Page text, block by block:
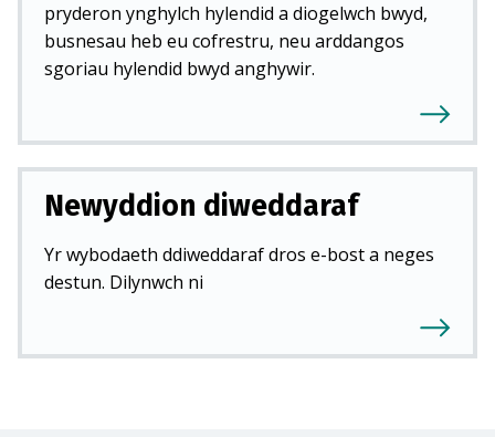
pryderon ynghylch hylendid a diogelwch bwyd,
busnesau heb eu cofrestru, neu arddangos
sgoriau hylendid bwyd anghywir.
Newyddion diweddaraf
Yr wybodaeth ddiweddaraf dros e-bost a neges
destun. Dilynwch ni